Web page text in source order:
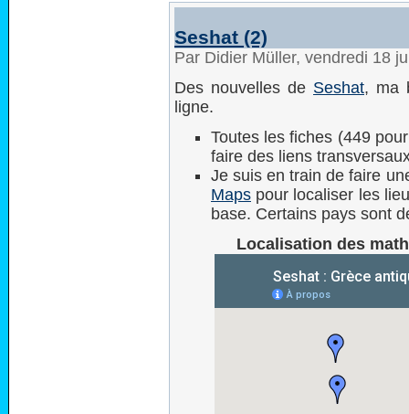
Seshat (2)
Par Didier Müller, vendredi 18
Des nouvelles de Seshat, ma
ligne.
Toutes les fiches (449
faire des liens
Je suis en train de faire
Maps pour localiser les
base. Certains pays sont
Localisation des